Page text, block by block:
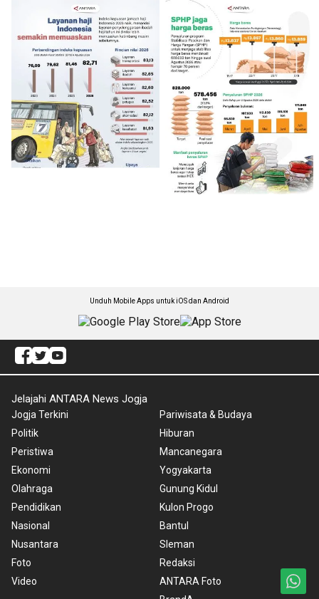
Unduh Mobile Apps untuk iOS dan Android
Jelajahi ANTARA News Jogja
Jogja Terkini
Politik
Peristiwa
Ekonomi
Olahraga
Pendidikan
Nasional
Nusantara
Foto
Video
Pariwisata & Budaya
Hiburan
Mancanegara
Yogyakarta
Gunung Kidul
Kulon Progo
Bantul
Sleman
Redaksi
ANTARA Foto